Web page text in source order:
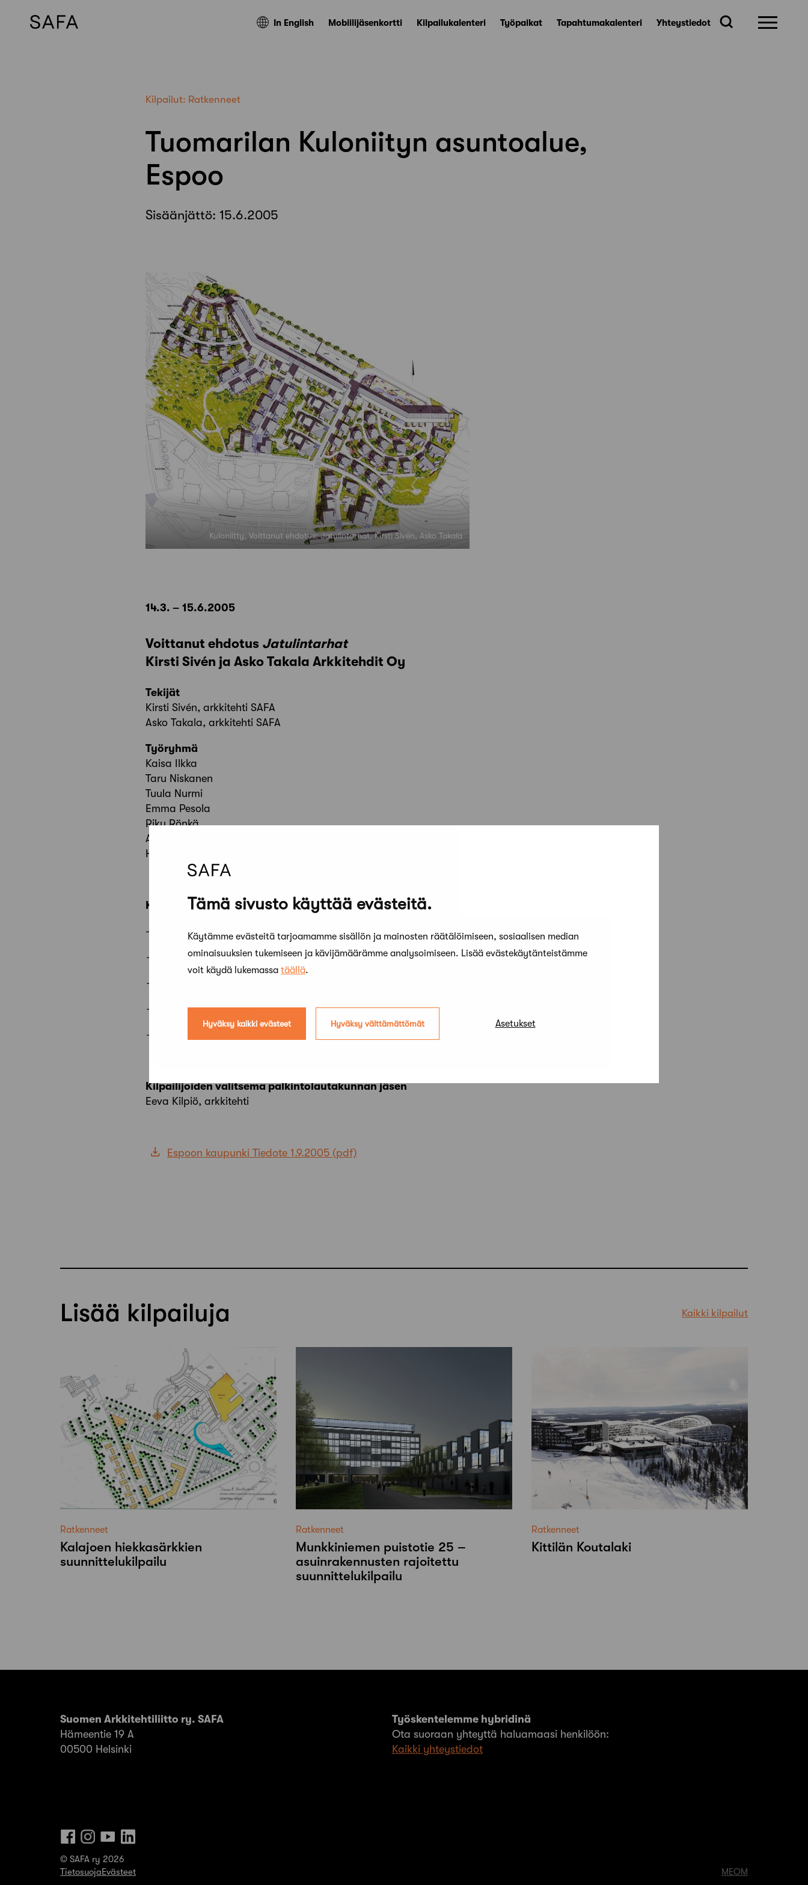
Tämä sivusto käyttää evästeitä.
Käytämme evästeitä tarjoamamme sisällön ja mainosten räätälöimiseen, sosiaalisen median
ominaisuuksien tukemiseen ja kävijämäärämme analysoimiseen. Lisää evästekäytänteistämme
voit käydä lukemassa täällä.
Hyväksy kaikki evästeet Hyväksy välttämättömät Asetukset
In English Mobiilijäsenkortti Kilpailukalenteri Työpaikat Tapahtumakalenteri Yhteystiedot
Kilpailut: Ratkenneet
Tuomarilan Kuloniityn asuntoalue,
Espoo
Sisäänjättö: 15.6.2005
Kuloniitty, Voittanut ehdotus: Jatulintarhat, Kirsti Sivén, Asko Takala
14.3. – 15.6.2005
Voittanut ehdotus Jatulintarhat
Kirsti Sivén ja Asko Takala Arkkitehdit Oy
Tekijät
Kirsti Sivén, arkkitehti SAFA
Asko Takala, arkkitehti SAFA
Työryhmä
Kaisa Ilkka
Taru Niskanen
Tuula Nurmi
Emma Pesola
Riku Rönkä
Alex Torres
Hanna Sutela
Kutsutut
– Kirsti Sivén ja Asko Takala Arkkitehdit Oy
– Arkkitehtitoimisto Pauliina ja Juha Kronlöf Oy
– Arkkitehdit Hannunkari & Mäkipaja Oy
– QUAD-Arkkitehdit Oy
– Arkkitehtitoimisto Matti Iiramo
Kilpailijoiden valitsema palkintolautakunnan jäsen
Eeva Kilpiö, arkkitehti
Espoon kaupunki Tiedote 1.9.2005
Lisää kilpailuja Kaikki kilpailut
Ratkenneet
Kalajoen hiekkasärkkien
suunnittelukilpailu
Ratkenneet
Munkkiniemen puistotie 25 –
asuinrakennusten rajoitettu
suunnittelukilpailu
Ratkenneet
Kittilän Koutalaki
Suomen Arkkitehtiliitto ry. SAFA
Hämeentie 19 A
00500 Helsinki
Työskentelemme hybridinä
Ota suoraan yhteyttä haluamaasi henkilöön:
Kaikki yhteystiedot
© SAFA ry 2026
TietosuojaEvästeet MEOM